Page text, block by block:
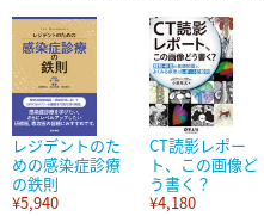
レジデントのた
めの感染症診療
の鉄則
¥5,940
CT読影レポー
ト、この画像ど
う書く？
¥4,180